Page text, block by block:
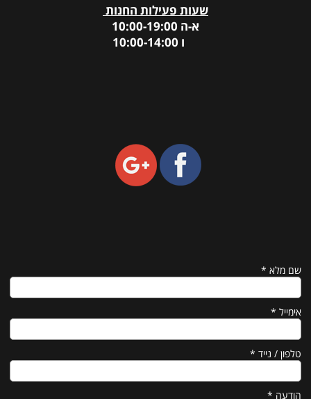
שעות פעילות החנות
א-ה 10:00-19:00
ו 10:00-14:00
שם מלא *
אימייל *
טלפון / נייד *
הודעה *